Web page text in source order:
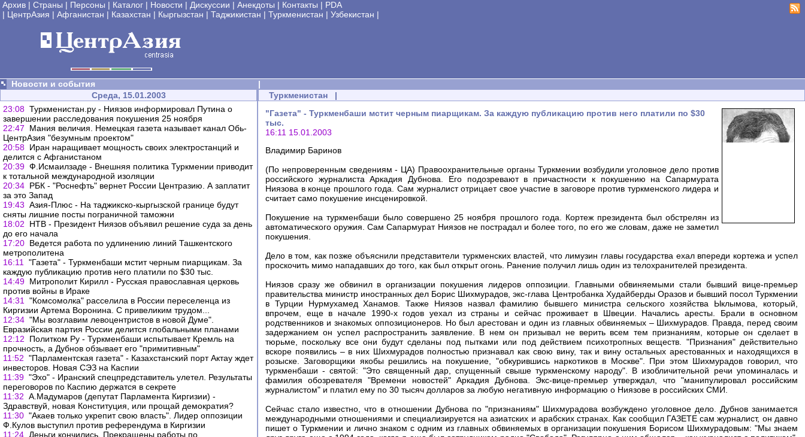
Архив | Страны | Персоны | Каталог | Новости | Дискуссии | Анекдоты | Контакты | PDA
| ЦентрАзия | Афганистан | Казахстан | Кыргызстан | Таджикистан | Туркменистан | Узбекистан |
Новости и события
|
Среда, 15.01.2003
23:08 Туркменистан.ру - Ниязов информировал Путина о
завершении расследования покушения 25 ноября
22:47
Мания величия. Немецкая газета называет канал Обь-
ЦентрАзия "безумным проектом"
20:58 Иран наращивает мощность своих электростанций и
делится с Афганистаном
20:39 Ф.Исмаилзаде - Внешняя политика Туркмении приводит
к тотальной международной изоляции
20:34 РБК - "Роснефть" вернет России Центразию. А заплатит
за это Запад
19:43 Азия-Плюс - На таджикско-кыргызской границе будут
сняты лишние посты пограничной таможни
18:02
НТВ - Президент Ниязов объявил решение суда за день
до его начала
17:20 Ведется работа по удлинению линий Ташкентского
метрополитена
16:11
"Газета" - Туркменбаши мстит черным пиарщикам. За
каждую публикацию против него платили по $30 тыс.
14:49 Митрополит Кирилл - Русская православная церковь
против войны в Ираке
14:31
"Комсомолка" расселила в России переселенца из
Киргизии Артема Воронина. С привеликим трудом...
12:34 "Мы возглавим левоцентристов в новой Думе".
Евразийская партия России делится глобальными планами
12:12
Политком Ру - Туркменбаши испытывает Кремль на
прочность, а Дубнов обзывает его "примитивным"
11:52 "Парламентская газета" - Казахстанский порт Актау ждет
инвесторов. Новая СЭЗ на Каспии
11:39 "Эхо" - Иранский спецпредставитель улетел. Результаты
переговоров по Каспию держатся в секрете
11:32 А.Мадумаров (депутат Парламента Киргизии) -
Здравствуй, новая Конституция, или прощай демократия?
11:30 "Акаев только укрепит свою власть". Лидер оппозиции
Ф.Кулов выступил против референдума в Киргизии
11:24 Деньги кончились. Прекращены работы по
Туркменистан |
"Газета" - Туркменбаши мстит черным пиарщикам. За каждую публикацию против него платили по $30
тыс.
16:11 15.01.2003
Владимир Баринов
(По непроверенным сведениям - ЦА) Правоохранительные органы Туркмении возбудили уголовное дело против
российского журналиста Аркадия Дубнова. Его подозревают в причастности к покушению на Сапармурата
Ниязова в конце прошлого года. Сам журналист отрицает свое участие в заговоре против туркменского лидера и
считает само покушение инсценировкой.
Покушение на туркменбаши было совершено 25 ноября прошлого года. Кортеж президента был обстрелян из
автоматического оружия. Сам Сапармурат Ниязов не пострадал и более того, по его же словам, даже не заметил
покушения.
Дело в том, как позже объяснили представители туркменских властей, что лимузин главы государства ехал впереди кортежа и успел
проскочить мимо нападавших до того, как был открыт огонь. Ранение получил лишь один из телохранителей президента.
Ниязов сразу же обвинил в организации покушения лидеров оппозиции. Главными обвиняемыми стали бывший вице-премьер
правительства министр иностранных дел Борис Шихмурадов, экс-глава Центробанка Худайберды Оразов и бывший посол Туркмении
в Турции Нурмухамед Ханамов. Также Ниязов назвал фамилию бывшего министра сельского хозяйства Ыклымова, который,
впрочем, еще в начале 1990-х годов уехал из страны и сейчас проживает в Швеции. Начались аресты. Брали в основном
родственников и знакомых оппозиционеров. Но был арестован и один из главных обвиняемых – Шихмурадов. Правда, перед своим
задержанием он успел распространить заявление. В нем он призывал не верить всем тем признаниям, которые он сделает в
тюрьме, поскольку все они будут сделаны под пытками или под действием психотропных веществ. "Признания" действительно
вскоре появились – в них Шихмурадов полностью признавал как свою вину, так и вину остальных арестованных и находящихся в
розыске. Заговорщики якобы решились на покушение, "обкурившись наркотиков в Москве". При этом Шихмурадов говорил, что
туркменбаши - святой: "Это священный дар, спущенный свыше туркменскому народу". В изобличительной речи упоминалась и
фамилия обозревателя "Времени новостей" Аркадия Дубнова. Экс-вице-премьер утверждал, что "манипулировал российским
журналистом" и платил ему по 30 тысяч долларов за любую негативную информацию о Ниязове в российских СМИ.
Сейчас стало известно, что в отношении Дубнова по "признаниям" Шихмурадова возбуждено уголовное дело. Дубнов занимается
международными отношениями и специализируется на азиатских и арабских странах. Как сообщил ГАЗЕТЕ сам журналист, он давно
пишет о Туркмении и лично знаком с одним из главных обвиняемых в организации покушения Борисом Шихмурадовым: "Мы знаем